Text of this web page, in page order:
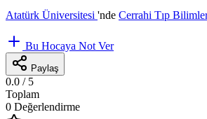
Atatürk Üniversitesi 'nde Cerrahi Tıp
Bu Hocaya Not Ver
Paylaş
0.0 / 5
Toplam
0 Değerlendirme